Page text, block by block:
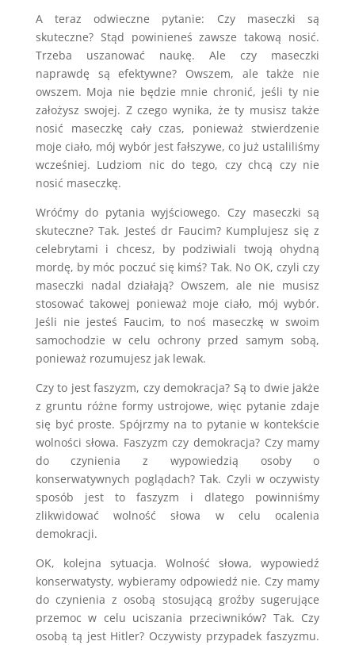
A teraz odwieczne pytanie: Czy maseczki są
skuteczne? Stąd powinieneś zawsze takową nosić.
Trzeba uszanować naukę. Ale czy maseczki
naprawdę są efektywne? Owszem, ale także nie
owszem. Moja nie będzie mnie chronić, jeśli ty nie
założysz swojej. Z czego wynika, że ty musisz także
nosić maseczkę cały czas, ponieważ stwierdzenie
moje ciało, mój wybór jest fałszywe, co już ustaliliśmy
wcześniej. Ludziom nic do tego, czy chcą czy nie
nosić maseczkę.
Wróćmy do pytania wyjściowego. Czy maseczki są
skuteczne? Tak. Jesteś dr Faucim? Kumplujesz się z
celebrytami i chcesz, by podziwiali twoją ohydną
mordę, by móc poczuć się kimś? Tak. No OK, czyli czy
maseczki nadal działają? Owszem, ale nie musisz
stosować takowej ponieważ moje ciało, mój wybór.
Jeśli nie jesteś Faucim, to noś maseczkę w swoim
samochodzie w celu ochrony przed samym sobą,
ponieważ rozumujesz jak lewak.
Czy to jest faszyzm, czy demokracja? Są to dwie jakże
z gruntu różne formy ustrojowe, więc pytanie zdaje
się być proste. Spójrzmy na to pytanie w kontekście
wolności słowa. Faszyzm czy demokracja? Czy mamy
do czynienia z wypowiedzią osoby o
konserwatywnych poglądach? Tak. Czyli w oczywisty
sposób jest to faszyzm i dlatego powinniśmy
zlikwidować wolność słowa w celu ocalenia
demokracji.
OK, kolejna sytuacja. Wolność słowa, wypowiedź
konserwatysty, wybieramy odpowiedź nie. Czy mamy
do czynienia z osobą stosującą groźby sugerujące
przemoc w celu uciszania przeciwników? Tak. Czy
osobą tą jest Hitler? Oczywisty przypadek faszyzmu.